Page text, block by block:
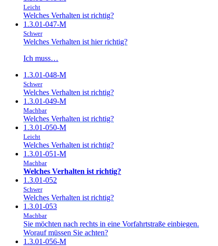
Leicht
Welches Verhalten ist richtig?
1.3.01-047-M
Schwer
Welches Verhalten ist hier richtig?
Ich muss…
1.3.01-048-M
Schwer
Welches Verhalten ist richtig?
1.3.01-049-M
Machbar
Welches Verhalten ist richtig?
1.3.01-050-M
Leicht
Welches Verhalten ist richtig?
1.3.01-051-M
Machbar
Welches Verhalten ist richtig?
1.3.01-052
Schwer
Welches Verhalten ist richtig?
1.3.01-053
Machbar
Sie möchten nach rechts in eine Vorfahrtstraße einbiegen.
Worauf müssen Sie achten?
1.3.01-056-M